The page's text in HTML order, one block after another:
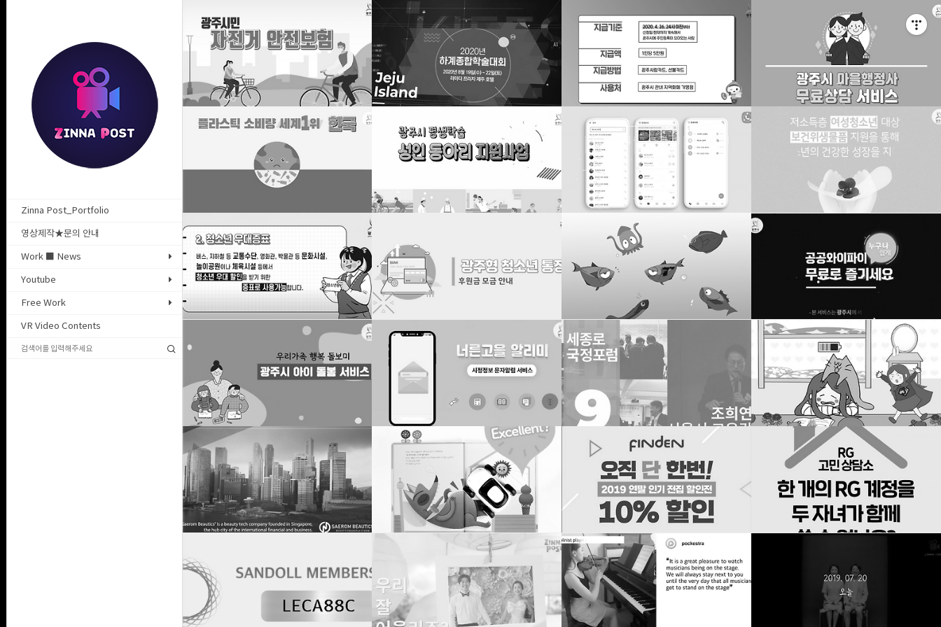
Zinna Post_Portfolio
영상제작★문의 안내
Work ■ News
Youtube
Free Work
VR Video Contents
2020. 10. 1. 01:27 2020. 7. 7. 12:57 2020. 7. 7. 12:47
일회용품 줄이기 영상 제작
2020. 7. 2. 19:36
정책소개영상 인포그래픽 제작 스마트폰 앱 사용방법 영상 제작
2020. 6. 22. 01:23
여성청소년 생리대 지원사업 영상 제작
공공서비스 인포그래픽 영상 제작-3
2020. 5. 16. 03:27
스토리 애니메이션영상 제작건
2020. 5. 16. 03:20
공공서비스 인포그래픽 영상 제작-3
2020. 5. 11. 18:05
2020. 5. 11. 18:03
공공서비스 알림 인포그래픽 영상 제작-1
2020. 5. 11. 18:00
포럼 세미나 영상 촬영 및 편집
2019. 12. 26. 17:20 2019. 12. 26. 17:16
사업 소개 영상 제작건 인스타 홍보영상 제작건
2019. 11. 24. 01:33
인스타 홍보영상 제작건
[폰트 사용 관련] 정식 라이센스 인증서 식전영상 제작 음악 앱 - 인스타그램 홍보영상 제작 결혼식 식전영상 제작
티스토리툴바